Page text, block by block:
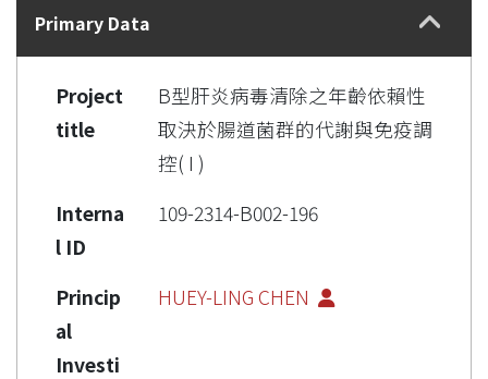
Primary Data
Project
title
B型肝炎病毒清除之年齡依賴性
取決於腸道菌群的代謝與免疫調
控( I )
Interna
l ID
109-2314-B002-196
Princip
al
Investi
HUEY-LING CHEN